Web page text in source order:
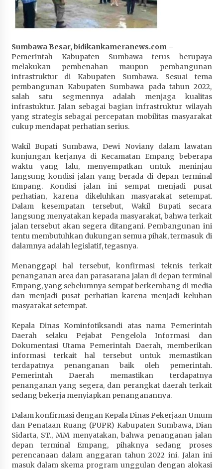
Penurunan Stunting di Sumbawa
1 bulan ago
Pandangan Fraksi – Fraksi DPRD Sumbawa
1 bulan ago
Bupati Sumbawa Lepas 487 Atlet dari Berbagai
Cabor yang Akan Berjuang pada PORPROV XII
NTB 2026
1 bulan ago
Program 100 Mustahik Per Desa di Desa Teluk
Santong
1 bulan ago
Dosen UTS Siap Kembangkan Inovasi Lewat
Pelatihan PDPP 2026 Bali
1 bulan ago
Terapkan “Polantas Menyapa”, Satlantas Polres
Sumbawa Berupaya Wujudkan Pelayanan
Kepolisian yang Profesional
1 bulan ago
Capaian Program Pemerintah Kabupaten
Sumbawa Terus Dirasakan Masyarakat
1 bulan ago
Sumbawa Besar, bidikankameranews.com–
Pemerintah Kabupaten Sumbawa terus berupaya
melakukan pembenahan maupun pembangunan
infrastruktur di Kabupaten Sumbawa. Sesuai tema
pembangunan Kabupaten Sumbawa pada tahun 2022,
salah satu segmennya adalah menjaga kualitas
infrastuktur. Jalan sebagai bagian infrastruktur wilayah
yang strategis sebagai percepatan mobilitas masyarakat
cukup mendapat perhatian serius.
Wakil Bupati Sumbawa, Dewi Noviany dalam lawatan
kunjungan kerjanya di Kecamatan Empang beberapa
waktu yang lalu, menyempatkan untuk meninjau
langsung kondisi jalan yang berada di depan terminal
Empang. Kondisi jalan ini sempat menjadi pusat
perhatian, karena dikeluhkan masyarakat setempat.
Dalam kesempatan tersebut, Wakil Bupati secara
langsung menyatakan kepada masyarakat, bahwa terkait
jalan tersebut akan segera ditangani. Pembangunan ini
tentu membutuhkan dukungan semua pihak, termasuk di
dalamnya adalah legislatif, tegasnya.
Menanggapi hal tersebut, konfirmasi teknis terkait
penanganan area dan parasarana jalan di depan terminal
Empang, yang sebelumnya sempat berkembang di media
dan menjadi pusat perhatian karena menjadi keluhan
masyarakat setempat.
Kepala Dinas Kominfotiksandi atas nama Pemerintah
Daerah selaku Pejabat Pengelola Informasi dan
Dokumentasi Utama Pemerintah Daerah, memberikan
informasi terkait hal tersebut untuk memastikan
terdapatnya penanganan baik oleh pemerintah.
Pemerintah Daerah memastikan terdapatnya
penanganan yang segera, dan perangkat daerah terkait
sedang bekerja menyiapkan penanganannya.
Dalam konfirmasi dengan Kepala Dinas Pekerjaan Umum
dan Penataan Ruang (PUPR) Kabupaten Sumbawa, Dian
Sidarta, ST., MM menyatakan, bahwa penanganan jalan
depan terminal Empang, pihaknya sedang proses
perencanaan dalam anggaran tahun 2022 ini. Jalan ini
masuk dalam skema program unggulan dengan alokasi